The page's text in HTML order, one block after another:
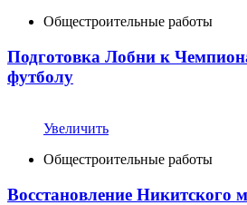
Общестроительные работы
Подготовка Лобни к
футболу
Увеличить
Общестроительные работы
Восстановление Никитского